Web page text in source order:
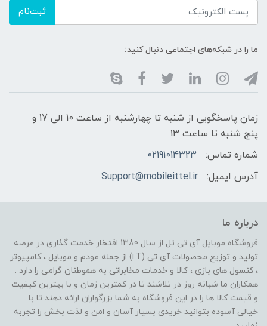
ثبت‌نام
ما را در شبکه‌های اجتماعی دنبال کنید:
زمان پاسخگویی از شنبه تا چهارشنبه از ساعت 10 الی 17 و
پنج شنبه تا ساعت 13
شماره تماس:
02191014323
آدرس ایمیل:
Support@mobileittel.ir
درباره ما
فروشگاه موبایل آی تی تل از سال 1380 افتخار خدمت گذاری در عرصه
تولید و توزیع محصولات آی تی (i.T) از جمله مودم و موبایل ، کامپیوتر
، کنسول های بازی ، کالا و خدمات مخابراتی به هموطنان گرامی را دارد .
همکاران ما شبانه روز در تلاشند تا در کمترین زمان و با بهترین کیفیت
و قیمت کالا ها را در این فروشگاه به شما بزرگواران ارائه دهند تا با
خیالی آسوده بتوانید خریدی بسیار آسان و امن و لذت بخش را تجربه